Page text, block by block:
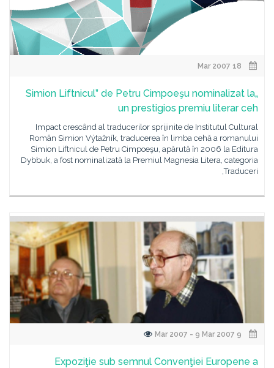
„Simion Liftnicul” de Petru Cimpoeşu nominalizat la
un prestigios premiu literar ceh
Impact crescând al traducerilor sprijinite de Institutul Cultural
Român Simion Výtažník, traducerea în limba cehă a romanului
Simion Liftnicul de Petru Cimpoeşu, apărută în 2006 la Editura
Dybbuk, a fost nominalizată la Premiul Magnesia Litera, categoria
Traduceri,
Expoziţie sub semnul Convenţiei Europene a